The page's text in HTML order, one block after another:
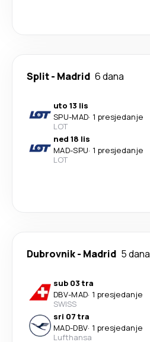
Split- Madrid 6 dana
uto 13 lis
SPU-MAD· 1 presjedanje
LOT
ned 18 lis
MAD-SPU· 1 presjedanje
LOT
Dubrovnik- Madrid 5 dana
sub 03 tra
DBV-MAD· 1 presjedanje
SWISS
sri 07 tra
MAD-DBV· 1 presjedanje
Lufthansa